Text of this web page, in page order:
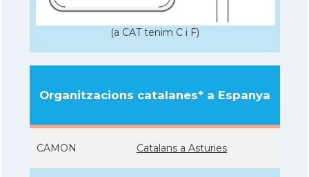
(a CAT tenim C i F)
Organitzacions catalanes* a Espanya
CAMON Catalans a Asturies